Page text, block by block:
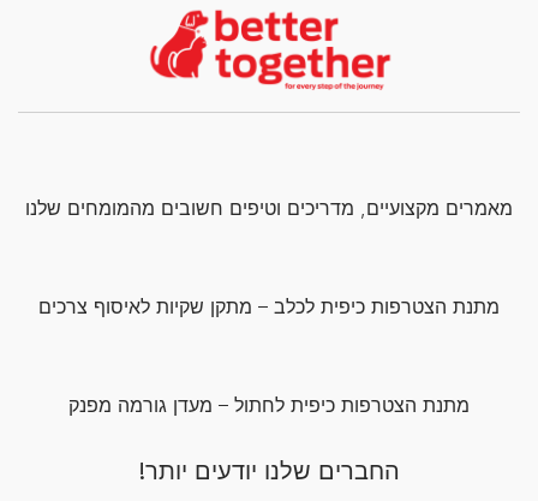
מאמרים מקצועיים, מדריכים וטיפים חשובים מהמומחים שלנו
מתנת הצטרפות כיפית לכלב – מתקן שקיות לאיסוף צרכים
מתנת הצטרפות כיפית לחתול – מעדן גורמה מפנק
החברים שלנו יודעים יותר!